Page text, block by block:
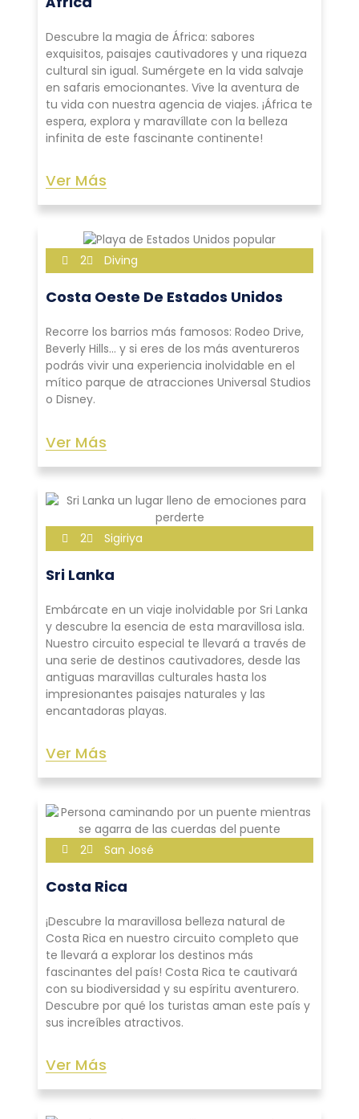
Descubre la magia de África: sabores
exquisitos, paisajes cautivadores y una riqueza
cultural sin igual. Sumérgete en la vida salvaje
en safaris emocionantes. Vive la aventura de
tu vida con nuestra agencia de viajes. ¡África te
espera, explora y maravíllate con la belleza
infinita de este fascinante continente!
Ver Más
2 Diving
Costa Oeste De Estados Unidos
Recorre los barrios más famosos: Rodeo Drive,
Beverly Hills… y si eres de los más aventureros
podrás vivir una experiencia inolvidable en el
mítico parque de atracciones Universal Studios
o Disney.
Ver Más
2 Sigiriya
Sri Lanka
Embárcate en un viaje inolvidable por Sri Lanka
y descubre la esencia de esta maravillosa isla.
Nuestro circuito especial te llevará a través de
una serie de destinos cautivadores, desde las
antiguas maravillas culturales hasta los
impresionantes paisajes naturales y las
encantadoras playas.
Ver Más
2 San José
Costa Rica
¡Descubre la maravillosa belleza natural de
Costa Rica en nuestro circuito completo que
te llevará a explorar los destinos más
fascinantes del país! Costa Rica te cautivará
con su biodiversidad y su espíritu aventurero.
Descubre por qué los turistas aman este país y
sus increíbles atractivos.
Ver Más